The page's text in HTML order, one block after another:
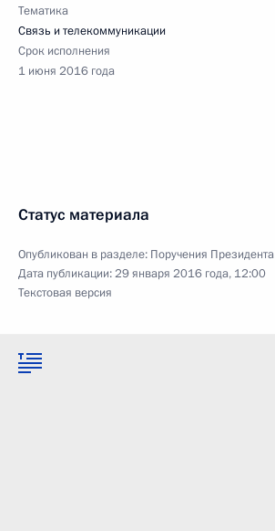
Тематика
Связь и телекоммуникации
Срок исполнения
1 июня 2016 года
Статус материала
Опубликован в разделе: Поручения Президента
Дата публикации:29 января 2016 года, 12:00
Текстовая версия